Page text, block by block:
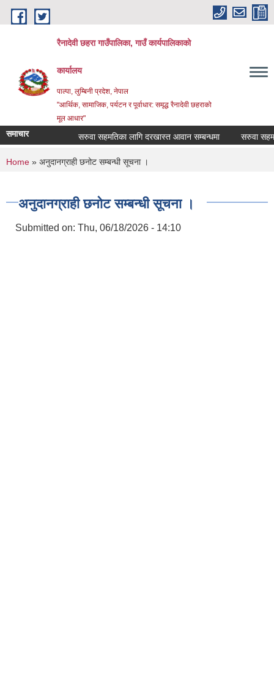
Skip to main content
रैनादेवी छहरा गाउँपालिका, गाउँ कार्यपालिकाको
कार्यालय
पाल्पा, लुम्बिनी प्रदेश, नेपाल
"आर्थिक, सामाजिक, पर्यटन र पूर्वाधार: समृद्ध रैनादेवी छहराको
मूल आधार"
समाचार सरुवा सहमतिका लागि दरखास्त आवान सम्बन्धमा सरुवा सहमतिका
You are here
Home » अनुदानग्राही छनोट सम्बन्धी सूचना ।
अनुदानग्राही छनोट सम्बन्धी सूचना ।
Submitted on: Thu, 06/18/2026 - 14:10